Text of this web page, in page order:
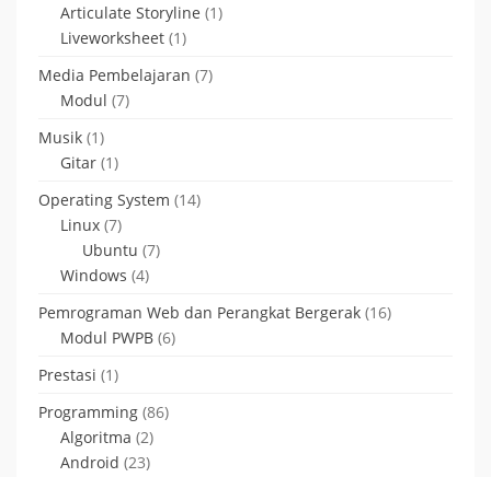
Articulate Storyline (1)
Liveworksheet (1)
Media Pembelajaran (7)
Modul (7)
Musik (1)
Gitar (1)
Operating System (14)
Linux (7)
Ubuntu (7)
Windows (4)
Pemrograman Web dan Perangkat Bergerak (16)
Modul PWPB (6)
Prestasi (1)
Programming (86)
Algoritma (2)
Android (23)